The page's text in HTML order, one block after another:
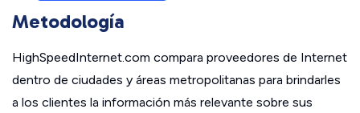
Metodología
HighSpeedInternet.com compara proveedores de Internet
dentro de ciudades y áreas metropolitanas para brindarles
a los clientes la información más relevante sobre sus